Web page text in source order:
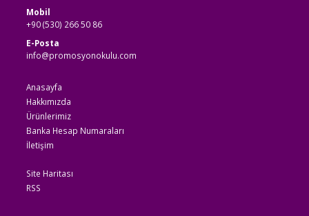
Mobil
+90 (530) 266 50 86
E-Posta
info@promosyonokulu.com
Anasayfa
Hakkımızda
Ürünlerimiz
Banka Hesap Numaraları
İletişim
Site Haritası
RSS